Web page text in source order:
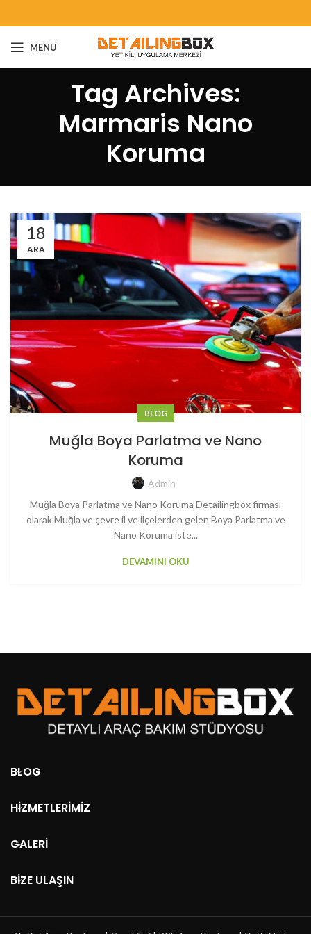
MENU
Tag Archives:
Marmaris Nano
Koruma
18
ARA
BLOG
Muğla Boya Parlatma ve Nano
Koruma
Admin
Muğla Boya Parlatma ve Nano Koruma Detailingbox firması
olarak Muğla ve çevre il ve ilçelerden gelen Boya Parlatma ve
Nano Koruma iste...
DEVAMINI OKU
BLOG
HIZMETLERIMIZ
GALERI
BIZE ULAŞIN